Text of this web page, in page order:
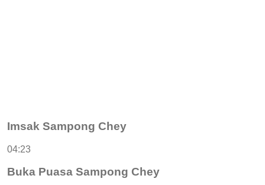
Imsak Sampong Chey
04:23
Buka Puasa Sampong Chey